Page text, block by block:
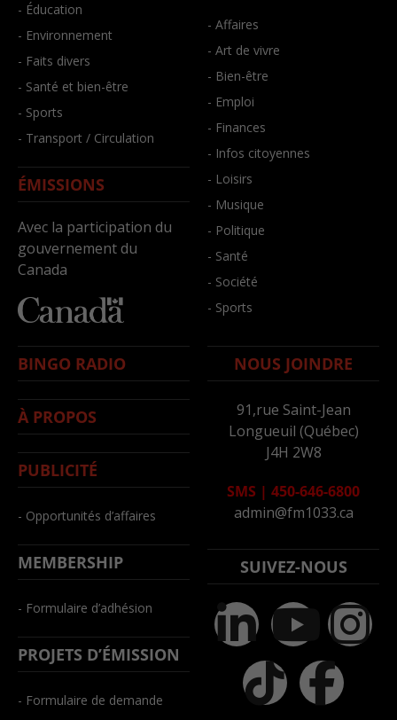
- Éducation
- Environnement
- Faits divers
- Santé et bien-être
- Sports
- Transport / Circulation
ÉMISSIONS
Avec la participation du
gouvernement du
Canada
- Affaires
- Art de vivre
- Bien-être
- Emploi
- Finances
- Infos citoyennes
- Loisirs
- Musique
- Politique
- Santé
- Société
- Sports
BINGO RADIO
À PROPOS
PUBLICITÉ
- Opportunités d’affaires
MEMBERSHIP
- Formulaire d’adhésion
PROJETS D’ÉMISSION
- Formulaire de demande
NOUS JOINDRE
91,rue Saint-Jean
Longueuil (Québec)
J4H 2W8
SMS | 450-646-6800
admin@fm1033.ca
SUIVEZ-NOUS